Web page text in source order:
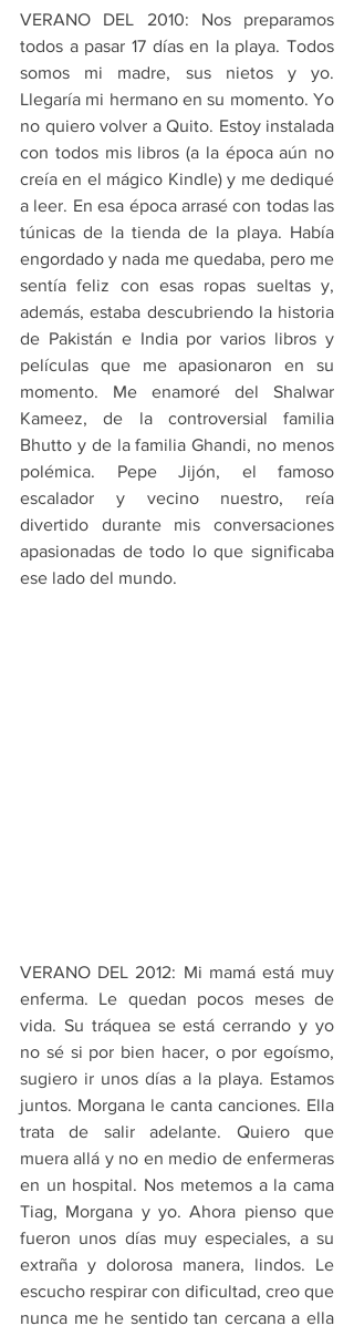
VERANO DEL 2010: Nos preparamos
todos a pasar 17 días en la playa. Todos
somos mi madre, sus nietos y yo.
Llegaría mi hermano en su momento. Yo
no quiero volver a Quito. Estoy instalada
con todos mis libros (a la época aún no
creía en el mágico Kindle) y me dediqué
a leer. En esa época arrasé con todas las
túnicas de la tienda de la playa. Había
engordado y nada me quedaba, pero me
sentía feliz con esas ropas sueltas y,
además, estaba descubriendo la historia
de Pakistán e India por varios libros y
películas que me apasionaron en su
momento. Me enamoré del Shalwar
Kameez, de la controversial familia
Bhutto y de la familia Ghandi, no menos
polémica. Pepe Jijón, el famoso
escalador y vecino nuestro, reía
divertido durante mis conversaciones
apasionadas de todo lo que significaba
ese lado del mundo.
VERANO DEL 2012: Mi mamá está muy
enferma. Le quedan pocos meses de
vida. Su tráquea se está cerrando y yo
no sé si por bien hacer, o por egoísmo,
sugiero ir unos días a la playa. Estamos
juntos. Morgana le canta canciones. Ella
trata de salir adelante. Quiero que
muera allá y no en medio de enfermeras
en un hospital. Nos metemos a la cama
Tiag, Morgana y yo. Ahora pienso que
fueron unos días muy especiales, a su
extraña y dolorosa manera, lindos. Le
escucho respirar con dificultad, creo que
nunca me he sentido tan cercana a ella